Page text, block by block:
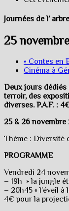
Journées de l’
25
« Contes en
Cinéma à
Deux jours dédiés
terroir, des
diverses. P.A.F. :
25 & 26 novembre
Thème : Diversité
PROGRAMME
Vendredi 24
– 19h » la jungle
– 20h45 « l’éveil
4€ pour la